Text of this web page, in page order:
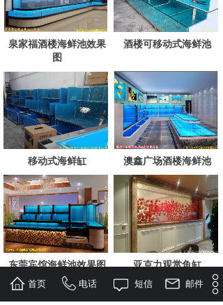
泉家福酒楼海鲜池效果
图
酒楼可移动式海鲜池
移动式海鲜缸 澳鑫广场酒楼海鲜池
东莞宾馆海鲜池效果图 亚克力观赏鱼缸
2 5
首页 电话 短信 邮件